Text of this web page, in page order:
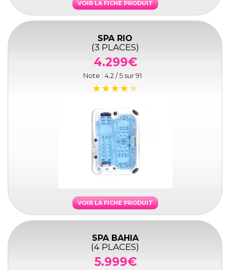
VOIR LA FICHE PRODUIT
SPA RIO
(3 PLACES)
4.299€
Note : 4.2 / 5 sur91
VOIR LA FICHE PRODUIT
SPA BAHIA
(4 PLACES)
5.999€